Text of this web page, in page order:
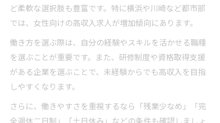
ど柔軟な選択肢も豊富です。特に横浜や川崎など都市部
では、女性向けの高収入求人が増加傾向にあります。
働き方を選ぶ際は、自分の経験やスキルを活かせる職種
を選ぶことが重要です。また、研修制度や資格取得支援
がある企業を選ぶことで、未経験からでも高収入を目指
しやすくなります。
さらに、働きやすさを重視するなら「残業少なめ」「完
全週休二日制」「土日休み」などの条件も確認しましょ